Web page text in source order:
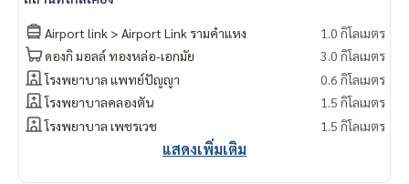
Airport link > Airport Link รามคำแหง
1.0 กิโลเมตร
ดองกิ มอลล์ ทองหล่อ-เอกมัย
3.0 กิโลเมตร
โรงพยาบาล แพทย์ปัญญา
0.6 กิโลเมตร
โรงพยาบาลคลองตัน
1.5 กิโลเมตร
โรงพยาบาล เพชรเวช
1.5 กิโลเมตร
แสดงเพิ่มเติม